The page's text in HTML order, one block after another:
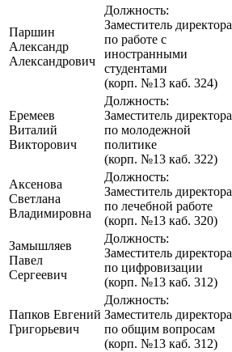
Паршин
Александр
Александрович
Должность:
Заместитель директора
по работе с
иностранными
студентами
(корп. №13 каб. 324)
Еремеев
Виталий
Викторович
Должность:
Заместитель директора
по молодежной
политике
(корп. №13 каб. 322)
Аксенова
Светлана
Владимировна
Должность:
Заместитель директора
по лечебной работе
(корп. №13 каб. 320)
Замышляев
Павел
Сергеевич
Должность:
Заместитель директора
по цифровизации
(корп. №13 каб. 312)
Папков Евгений
Григорьевич
Должность:
Заместитель директора
по общим вопросам
(корп. №13 каб. 312)